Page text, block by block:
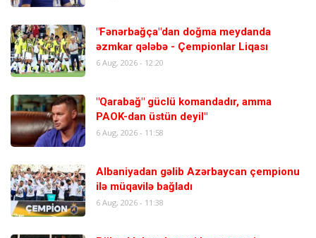
"Fənərbağça"dan doğma meydanda
əzmkar qələbə - Çempionlar Liqası
6 Aug, 2026 - 12:20
"Qarabağ" güclü komandadır, amma
PAOK-dan üstün deyil"
6 Aug, 2026 - 11:58
Albaniyadan gəlib Azərbaycan çempionu
ilə müqavilə bağladı
6 Aug, 2026 - 11:38